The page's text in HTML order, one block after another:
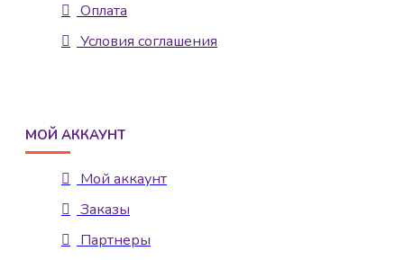
Оплата
Условия соглашения
МОЙ АККАУНТ
Мой аккаунт
Заказы
Партнеры